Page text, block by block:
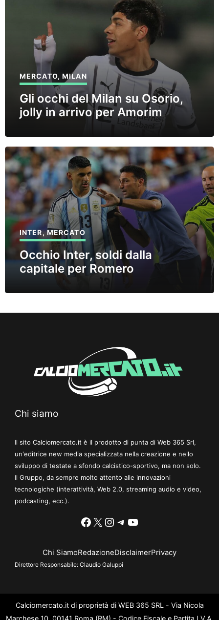
MERCATO,MILAN
Gli occhi del Milan su Osorio,
jolly in arrivo per Amorim
INTER,MERCATO
Occhio Inter, soldi dalla
capitale per Romero
Chi siamo
Il sito Calciomercato.it è il prodotto di punta di Web 365 Srl,
un'editrice new media specializzata nella creazione e nello
sviluppo di testate a sfondo calcistico-sportivo, ma non solo.
Il Gruppo, da sempre molto attento alle innovazioni
tecnologiche (interattività, Web 2.0, streaming audio e video,
podcasting, ecc.).
Facebook
X Instagram
Telegram
YouTube
Chi SiamoRedazioneDisclaimerPrivacy
Direttore Responsabile: Claudio Galuppi
Calciomercato.it di proprietà di WEB 365 SRL - Via Nicola
Marchese 10, 00141 Roma (RM) - Codice Fiscale e Partita I.V.A.